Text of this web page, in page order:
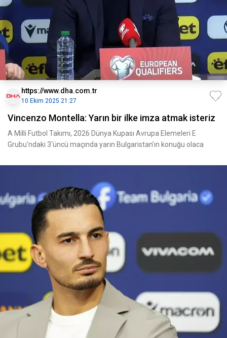
https://www.dha.com.tr
10 Ekim 2025 21:27
Vincenzo Montella: Yarın bir ilke imza atmak isteriz
A Milli Futbol Takımı, 2026 Dünya Kupası Avrupa Elemeleri E
Grubu'ndaki 3'üncü maçında yarın Bulgaristan'ın konuğu olaca